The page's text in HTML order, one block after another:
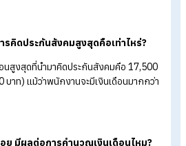
อกข้อมูลพนักงานใหม่ในแต่ละเดือนก็จะ
น Payroll ประจำเดือน :การทำ
เดือนจะช่วยให้ HR เห็นภาพรวมของงาน
กรม HR ครบวงจร:การคำนวณที่ซับซ้